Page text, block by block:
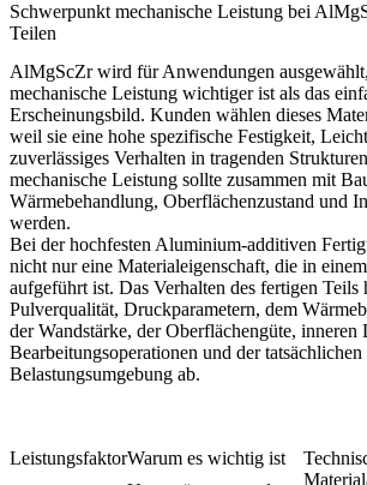
Schwerpunkt mechanische Leistung bei
Teilen
AlMgScZr wird für Anwendungen
mechanische Leistung wichtiger ist als das
Erscheinungsbild. Kunden wählen dieses
weil sie eine hohe spezifische Festigkeit,
zuverlässiges Verhalten in tragenden
mechanische Leistung sollte zusammen mit
Wärmebehandlung, Oberflächenzustand und
werden.
Bei der hochfesten Aluminium-additiven
nicht nur eine Materialeigenschaft, die in
aufgeführt ist. Das Verhalten des fertigen Teils
Pulverqualität, Druckparametern, dem
der Wandstärke, der Oberflächengüte, inneren
Bearbeitungsoperationen und der tatsächlichen
Belastungsumgebung ab.
LeistungsfaktorWarum es wichtig ist